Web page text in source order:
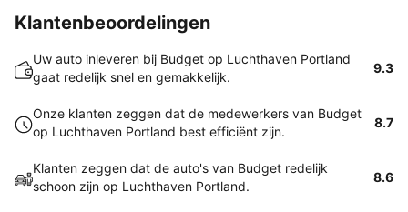
Klantenbeoordelingen
Uw auto inleveren bij Budget op Luchthaven Portland
gaat redelijk snel en gemakkelijk.
9.3
Onze klanten zeggen dat de medewerkers van Budget
op Luchthaven Portland best efficiënt zijn.
8.7
Klanten zeggen dat de auto's van Budget redelijk
schoon zijn op Luchthaven Portland.
8.6